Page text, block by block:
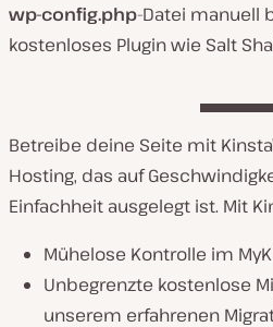
wp-config.php-Datei manuell
kostenloses Plugin wie Salt
Betreibe deine Seite mit
Hosting, das auf
Einfachheit ausgelegt ist. Mit
Mühelose Kontrolle im
Unbegrenzte kostenlose
unserem erfahrenen